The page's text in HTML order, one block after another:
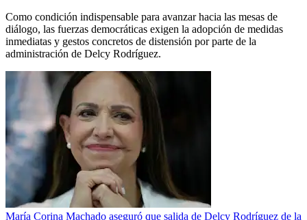
Como condición indispensable para avanzar hacia las mesas de
diálogo, las fuerzas democráticas exigen la adopción de medidas
inmediatas y gestos concretos de distensión por parte de la
administración de Delcy Rodríguez.
María Corina Machado aseguró que salida de Delcy Rodríguez de la